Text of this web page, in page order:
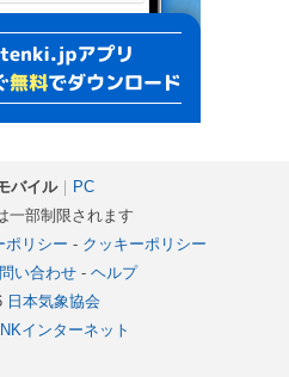
バイル｜ PC
一部制限されます
ポリシー - クッキーポリシー
い合わせ- ヘルプ
日本気象協会
インターネット